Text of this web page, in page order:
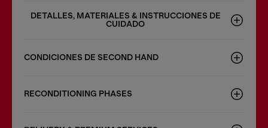
DETALLES, MATERIALES & INSTRUCCIONES DE
CUIDADO
CONDICIONES DE SECOND HAND
RECONDITIONING PHASES